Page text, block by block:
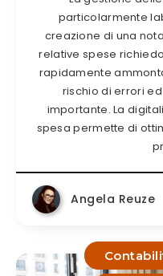
particolarmente
creazione di una
relative spese
rapidamente
rischio di errori
importante. La
spesa permette di
Angela Reuze